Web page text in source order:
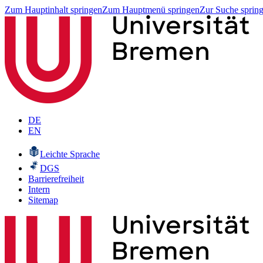
Zum Hauptinhalt springenZum Hauptmenü springenZur Suche
DE
EN
Leichte Sprache
DGS
Barrierefreiheit
Intern
Sitemap